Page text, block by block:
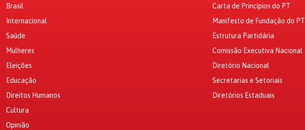
Brasil
Internacional
Saúde
Mulheres
Eleições
Educação
Direitos Humanos
Cultura
Opinião
Carta de Princípios do PT
Manifesto de Fundação do PT
Estrutura Partidária
Comissão Executiva Nacional
Diretório Nacional
Secretarias e Setoriais
Diretórios Estaduais